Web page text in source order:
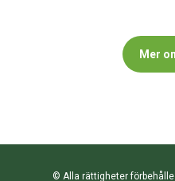
Mer
© Alla rättigheter